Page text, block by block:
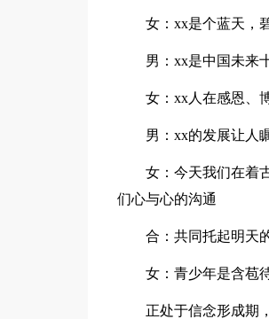
女：xx是个蓝天，
男：xx是中国未来
女：xx人在感恩、
男：xx的发展让人
女：今天我们在着
们心与心的沟通
合：共同托起明天
女：青少年是含苞
正处于信念形成期